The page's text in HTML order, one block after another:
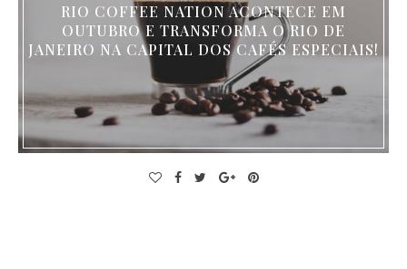
RIO COFFEE NATION ACONTECE EM
OUTUBRO E TRANSFORMA O RIO DE
JANEIRO NA CAPITAL DOS CAFÉS ESPECIAIS!